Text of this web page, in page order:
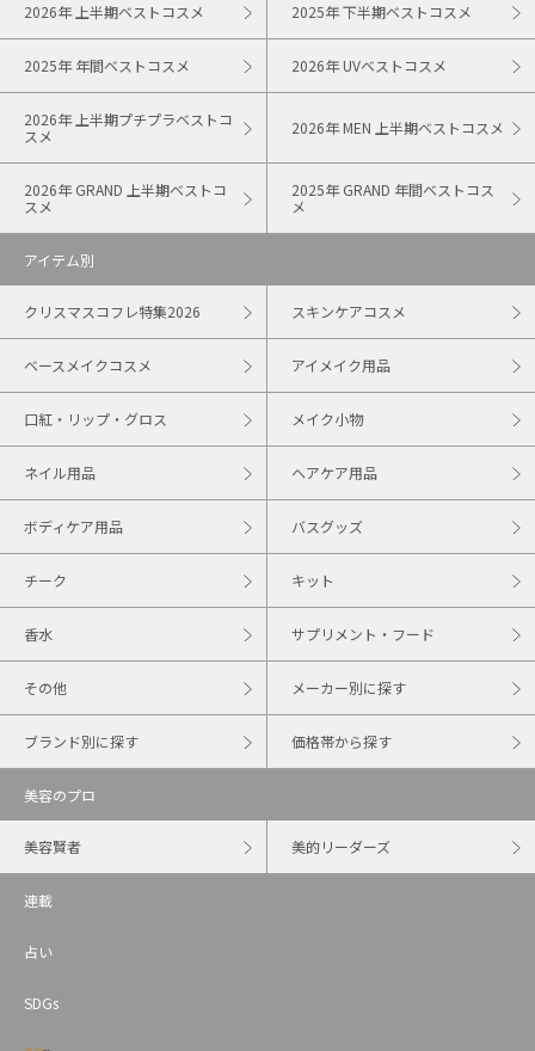
2026年 上半期ベストコスメ 2025年 下半期ベストコスメ
2025年 年間ベストコスメ 2026年 UVベストコスメ
2026年 上半期プチプラベストコ
スメ
2026年 MEN 上半期ベストコスメ
2026年 GRAND 上半期ベストコ
スメ
2025年 GRAND 年間ベストコス
メ
アイテム別
クリスマスコフレ特集2026 スキンケアコスメ
ベースメイクコスメ アイメイク用品
口紅・リップ・グロス メイク小物
ネイル用品 ヘアケア用品
ボディケア用品 バスグッズ
チーク キット
香水 サプリメント・フード
その他 メーカー別に探す
ブランド別に探す 価格帯から探す
美容のプロ
美容賢者 美的リーダーズ
連載
占い
SDGs